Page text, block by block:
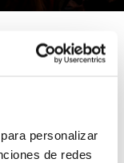
personalizar
de redes
aquelles
ja la seua